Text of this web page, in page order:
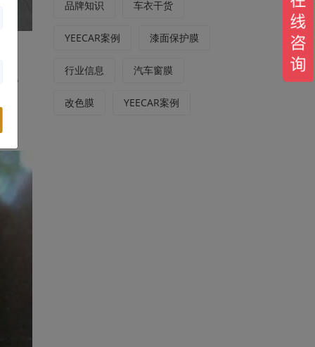
。
品牌知识 车衣干货
YEECAR案例 漆面保护膜
行业信息 汽车窗膜
改色膜 YEECAR案例